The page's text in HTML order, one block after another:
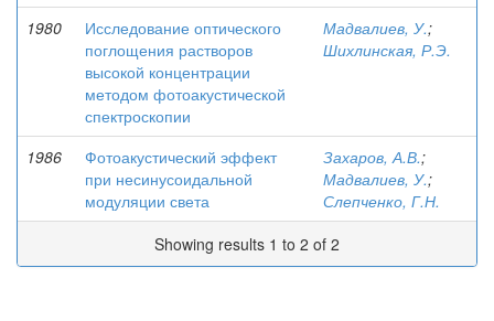
1980
Исследование оптического
поглощения растворов
высокой концентрации
методом фотоакустической
спектроскопии
Мадвалиев, У.;
Шихлинская, Р.Э.
1986
Фотоакустический эффект
при несинусоидальной
модуляции света
Захаров, А.В.;
Мадвалиев, У.;
Слепченко, Г.Н.
Showing results 1 to 2 of 2